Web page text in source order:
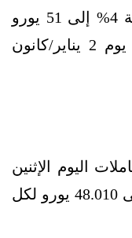
المرجعي في أوروبا (TTF) بنسبة 4% إلى 51 يورو
(53 دولارًا) لكل ميغاواط/ساعة يوم 2 يناير/كانون
اليوم الإثنين
(6 يناير/كانون الثاني) انخفاضًا إلى 48.010 يورو لكل